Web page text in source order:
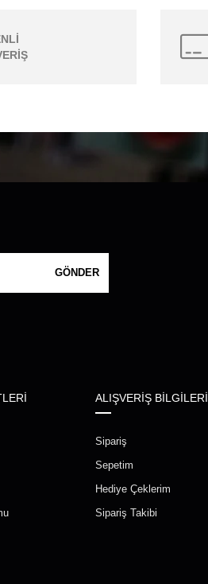
GÖNDER
ALIŞVERİŞ BİLGİLERİ
Sipariş
Sepetim
Hediye Çeklerim
Sipariş Takibi